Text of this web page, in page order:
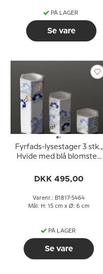
PÅ LAGER
Se vare
Fyrfads-lysestager 3 stk.,
Hvide med blå blomster,
5464
DKK 495,00
Varenr.: B1817-5464
Mål: H: 15 cm x Ø: 6 cm
PÅ LAGER
Se vare